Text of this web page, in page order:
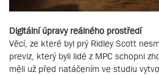
Digitální úpravy reálného prostředí
Věcí, ze které byl prý Ridley Scott
previz, který byli lidé z MPC schopni
měli už před natáčením ve studiu